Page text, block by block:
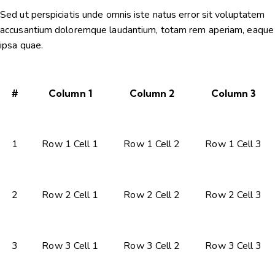
Sed ut perspiciatis unde omnis iste natus error sit voluptatem
accusantium doloremque laudantium, totam rem aperiam, eaque
ipsa quae.
# Column 1 Column 2 Column 3
1 Row 1 Cell 1 Row 1 Cell 2 Row 1 Cell 3
2 Row 2 Cell 1 Row 2 Cell 2 Row 2 Cell 3
3 Row 3 Cell 1 Row 3 Cell 2 Row 3 Cell 3